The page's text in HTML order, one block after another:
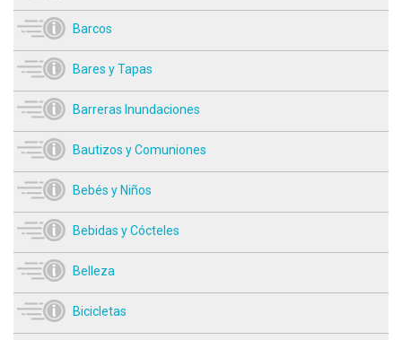
Barcos
Bares y Tapas
Barreras Inundaciones
Bautizos y Comuniones
Bebés y Niños
Bebidas y Cócteles
Belleza
Bicicletas